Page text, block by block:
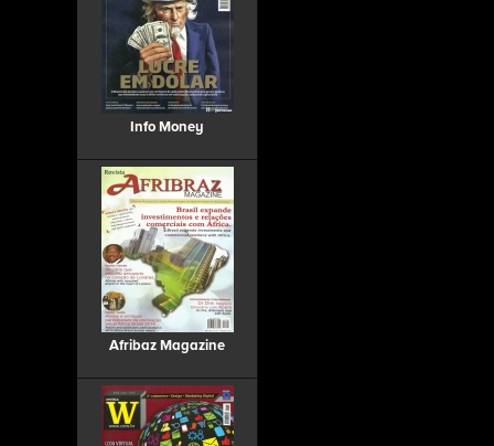
Info Money
Afribaz Magazine